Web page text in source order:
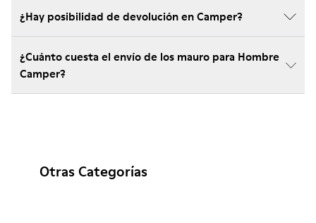
¿Hay posibilidad de devolución en Camper?
¿Cuánto cuesta el envío de los mauro para Hombre
Camper?
Otras Categorías